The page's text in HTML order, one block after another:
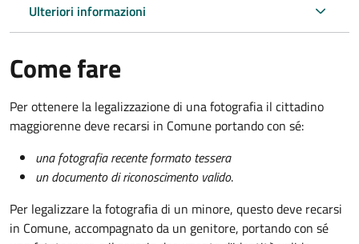
Ulteriori informazioni
Come fare
Per ottenere la legalizzazione di una fotografia il cittadino
maggiorenne deve recarsi in Comune portando con sé:
una fotografia recente formato tessera
un documento di riconoscimento valido.
Per legalizzare la fotografia di un minore, questo deve recarsi
in Comune, accompagnato da un genitore, portando con sé